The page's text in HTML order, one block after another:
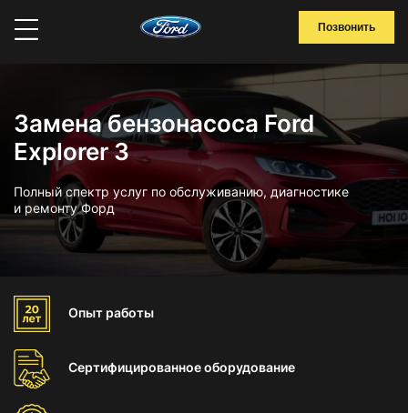
Позвонить
Замена бензонасоса Ford
Explorer 3
Полный спектр услуг по обслуживанию, диагностике
и ремонту Форд
Опыт работы
Сертифицированноеоборудование